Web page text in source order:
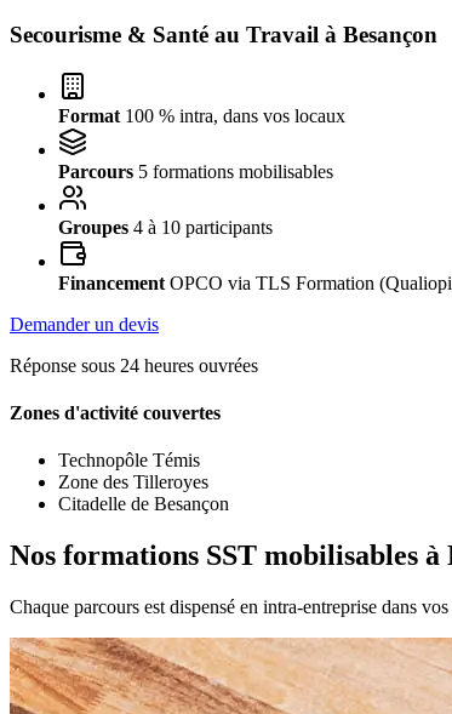
Secourisme & Santé au Travail à Besançon
Format 100 % intra, dans vos locaux
Parcours 5 formations mobilisables
Groupes 4 à 10 participants
Financement OPCO via TLS Formation
Demander un devis
Réponse sous 24 heures ouvrées
Zones d'activité couvertes
Technopôle Témis
Zone des Tilleroyes
Citadelle de Besançon
Nos formations SST mobilisables à
Chaque parcours est dispensé en intra-entreprise dans